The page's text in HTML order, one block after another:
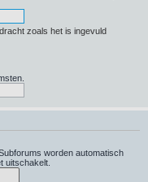
zoals het is ingevuld
worden automatisch
uitschakelt.